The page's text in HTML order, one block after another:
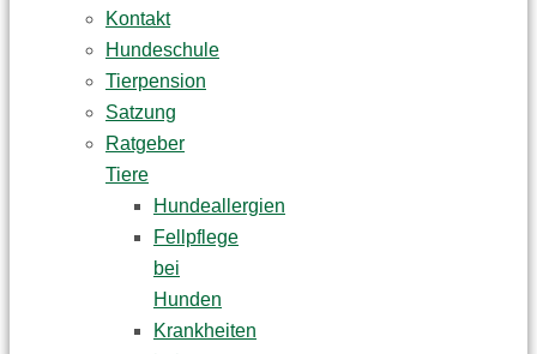
Kontakt
Hundeschule
Tierpension
Satzung
Ratgeber
Tiere
Hundeallergien
Fellpflege
bei
Hunden
Krankheiten